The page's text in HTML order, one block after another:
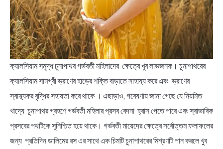
ক্যালসিয়াম সমৃদ্ধ চুনাপাথর গর্ভবতী মহিলাদের ক্ষেত্রে খুব লাভজনক। চুনাপাথরের
ক্যালসিয়াম সামগ্রী ভ্রূণের হাড়ের শক্তি বাড়াতে সাহায্য করে এবং ভ্রূণের
স্বাস্থ্যকর বৃদ্ধির সহায়তা করে থাকে । এছাড়াও, গবেষণায় জানা গেছে যে নিয়মিত
খাদ্যে চুনাপাথর গ্রহণে গর্ভবতী মহিলার প্রসব বেদনা হ্রাস পেতে পারে এবং স্বাভাবিক
প্রসবের পথটিকে সুনিশ্চিত হয়ে থাকে। গর্ভবতী মায়েদের ক্ষেত্রে সর্বোত্তম ফলাফলের
জন্য প্রতিদিন ডালিমের রস এর সাথে এক চিমটি চুনাপাথরের মিশ্রণটি পান করলে খুব